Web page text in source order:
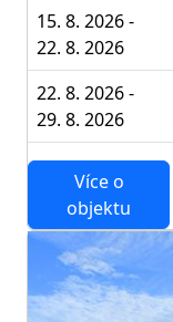
15. 8. 2026 -
22. 8. 2026
22. 8. 2026 -
29. 8. 2026
Více o
objektu